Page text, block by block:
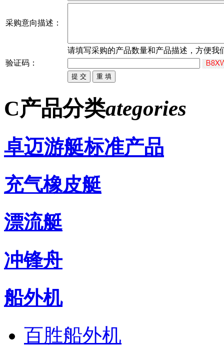
采购意向描述：
请填写采购的产品数量和产品描述，方便我
验证码：
C产品分类ategories
卓迈游艇标准产品
充气橡皮艇
漂流艇
冲锋舟
船外机
百胜船外机